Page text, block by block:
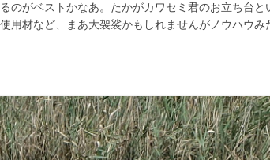
のがベストかなあ。たかがカワセミ君のお立ち台と
用材など、まあ大袈裟かもしれませんがノウハウみ